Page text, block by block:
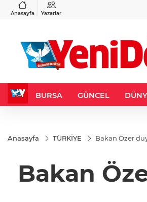
Anasayfa Yazarlar
%0,37
BURSA GÜNCEL
Anasayfa TÜRKİYE Bakan Özer
Bakan